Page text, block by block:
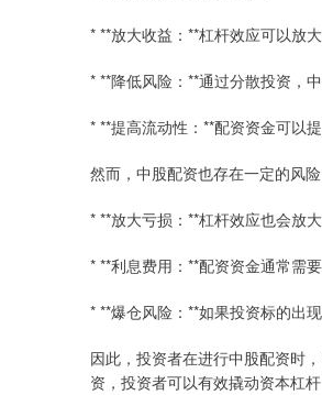
* **放大收益：**杠杆效应可以放
* **降低风险：**通过分散投资，
* **提高流动性：**配资资金可以
然而，中股配资也存在一定的风险
* **放大亏损：**杠杆效应也会放
* **利息费用：**配资资金通常需
* **爆仓风险：**如果投资标的出
因此，投资者在进行中股配资时
资，投资者可以有效撬动资本杠